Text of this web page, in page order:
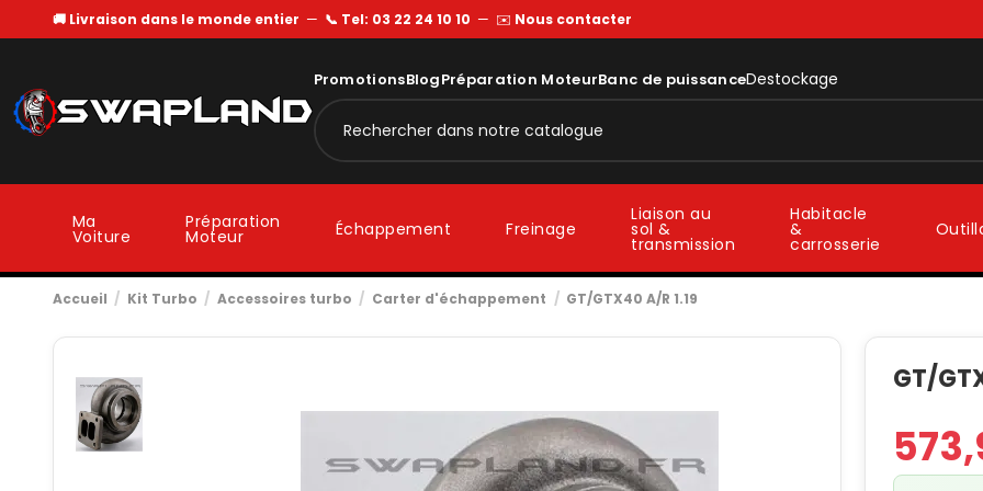
🚚 Livraison dans le monde entier — 📞 Tel: 03 22 24 10 10 — ✉️ Nous contacter
PromotionsBlogPréparation MoteurBanc de puissanceDestockage
Ma
Voiture
Préparation
Moteur Échappement Freinage
Liaison au
sol &
transmission
Habitacle
&
carrosserie
Accueil Kit Turbo Accessoires turbo Carter d'échappement GT/GTX40 A/R 1.19
GT/